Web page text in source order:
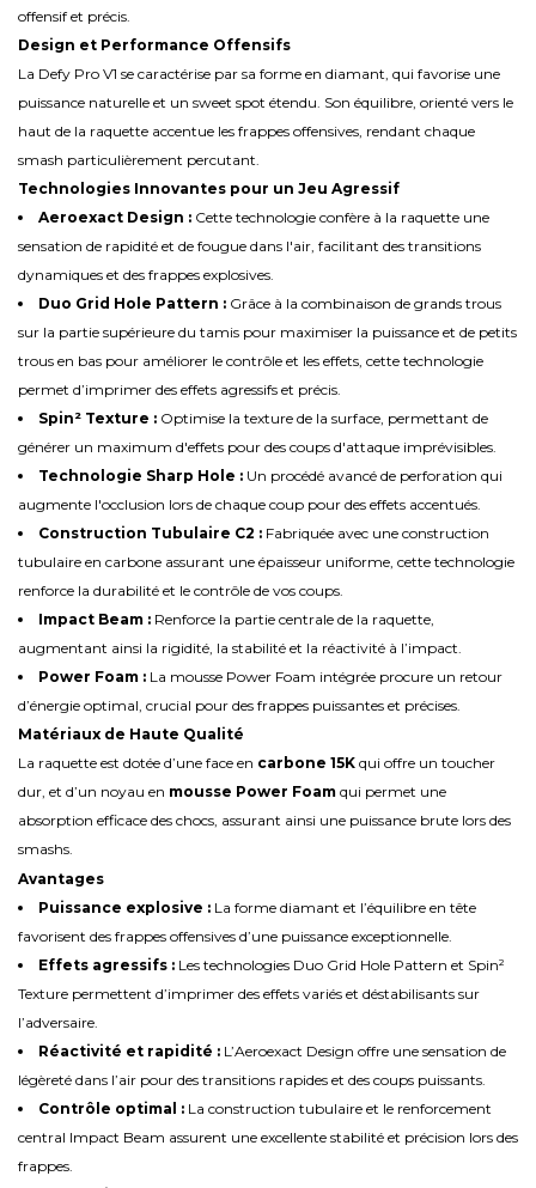
offensif et précis.
Design et Performance Offensifs
La Defy Pro V1 se caractérise par sa forme en diamant, qui favorise une
puissance naturelle et un sweet spot étendu. Son équilibre, orienté vers le
haut de la raquette accentue les frappes offensives, rendant chaque
smash particulièrement percutant.
Technologies Innovantes pour un Jeu Agressif
Aeroexact Design : Cette technologie confère à la raquette une
sensation de rapidité et de fougue dans l'air, facilitant des transitions
dynamiques et des frappes explosives.
Duo Grid Hole Pattern : Grâce à la combinaison de grands trous
sur la partie supérieure du tamis pour maximiser la puissance et de petits
trous en bas pour améliorer le contrôle et les effets, cette technologie
permet d’imprimer des effets agressifs et précis.
Spin² Texture : Optimise la texture de la surface, permettant de
générer un maximum d'effets pour des coups d'attaque imprévisibles.
Technologie Sharp Hole : Un procédé avancé de perforation qui
augmente l'occlusion lors de chaque coup pour des effets accentués.
Construction Tubulaire C2 : Fabriquée avec une construction
tubulaire en carbone assurant une épaisseur uniforme, cette technologie
renforce la durabilité et le contrôle de vos coups.
Impact Beam : Renforce la partie centrale de la raquette,
augmentant ainsi la rigidité, la stabilité et la réactivité à l’impact.
Power Foam : La mousse Power Foam intégrée procure un retour
d’énergie optimal, crucial pour des frappes puissantes et précises.
Matériaux de Haute Qualité
La raquette est dotée d’une face en carbone 15K qui offre un toucher
dur, et d’un noyau en mousse Power Foam qui permet une
absorption efficace des chocs, assurant ainsi une puissance brute lors des
smashs.
Avantages
Puissance explosive : La forme diamant et l’équilibre en tête
favorisent des frappes offensives d’une puissance exceptionnelle.
Effets agressifs : Les technologies Duo Grid Hole Pattern et Spin²
Texture permettent d’imprimer des effets variés et déstabilisants sur
l’adversaire.
Réactivité et rapidité : L’Aeroexact Design offre une sensation de
légèreté dans l’air pour des transitions rapides et des coups puissants.
Contrôle optimal : La construction tubulaire et le renforcement
central Impact Beam assurent une excellente stabilité et précision lors des
frappes.